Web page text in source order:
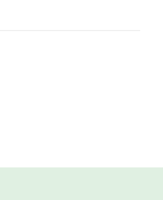
綠能科技